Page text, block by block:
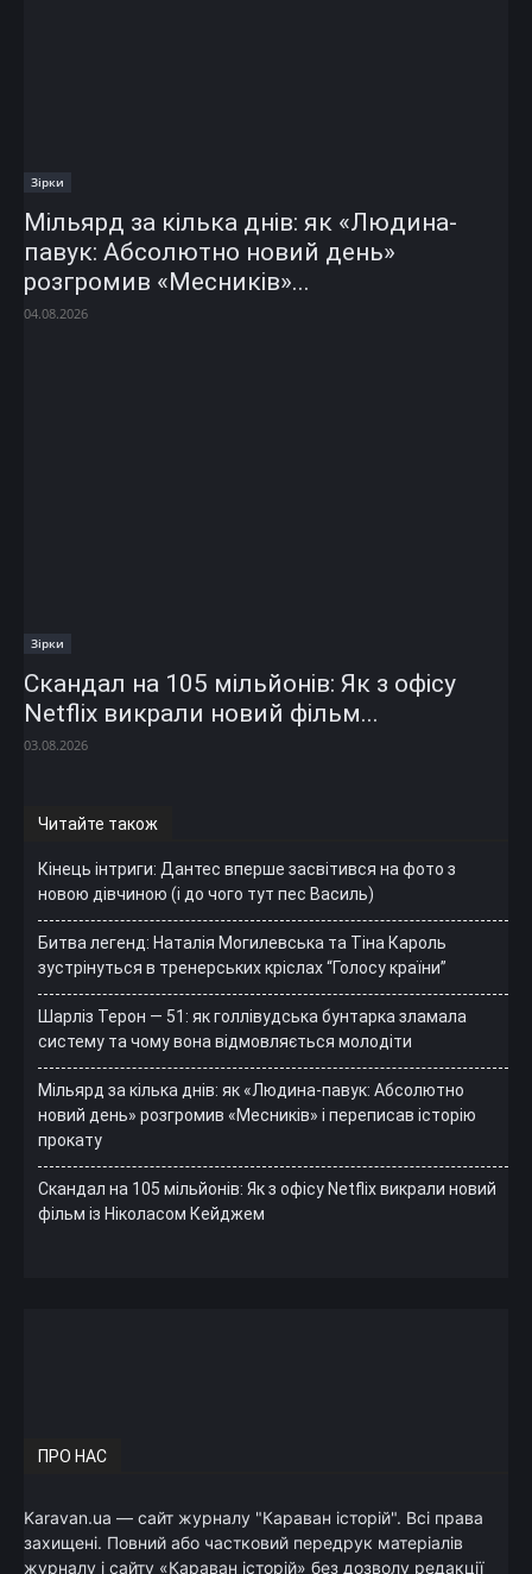
Зірки
Мільярд за кілька днів: як «Людина-
павук: Абсолютно новий день»
розгромив «Месників»...
04.08.2026
Зірки
Скандал на 105 мільйонів: Як з офісу
Netflix викрали новий фільм...
03.08.2026
Читайте також
Кінець інтриги: Дантес вперше засвітився на фото з
новою дівчиною (і до чого тут пес Василь)
Битва легенд: Наталія Могилевська та Тіна Кароль
зустрінуться в тренерських кріслах “Голосу країни”
Шарліз Терон — 51: як голлівудська бунтарка зламала
систему та чому вона відмовляється молодіти
Мільярд за кілька днів: як «Людина-павук: Абсолютно
новий день» розгромив «Месників» і переписав історію
прокату
Скандал на 105 мільйонів: Як з офісу Netflix викрали новий
фільм із Ніколасом Кейджем
ПРО НАС
Karavan.ua — сайт журналу "Караван історій". Всі права
захищені. Повний або частковий передрук матеріалів
журналу і сайту «Караван історій» без дозволу редакції